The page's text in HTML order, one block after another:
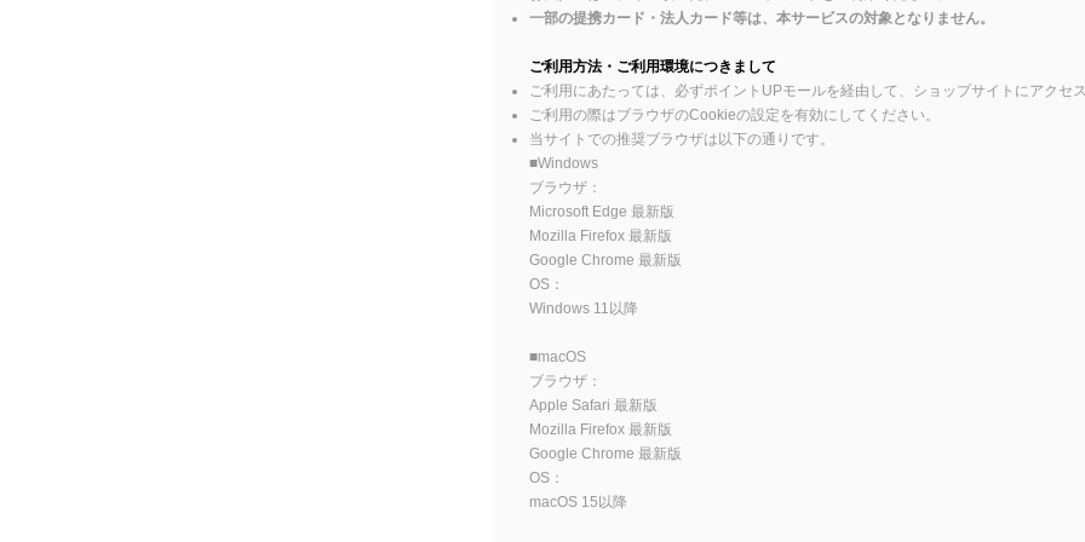
一部の提携カード・法人カード等は、本サービスの対象となりません。
ご利用方法・ご利用環境につきまして
ご利用にあたっては、必ずポイントUPモールを経由して、ショップサイトにアクセ
ご利用の際はブラウザのCookieの設定を有効にしてください。
当サイトでの推奨ブラウザは以下の通りです。
■Windows
ブラウザ：
Microsoft Edge 最新版
Mozilla Firefox 最新版
Google Chrome 最新版
OS：
Windows 11以降
■macOS
ブラウザ：
Apple Safari 最新版
Mozilla Firefox 最新版
Google Chrome 最新版
OS：
macOS 15以降